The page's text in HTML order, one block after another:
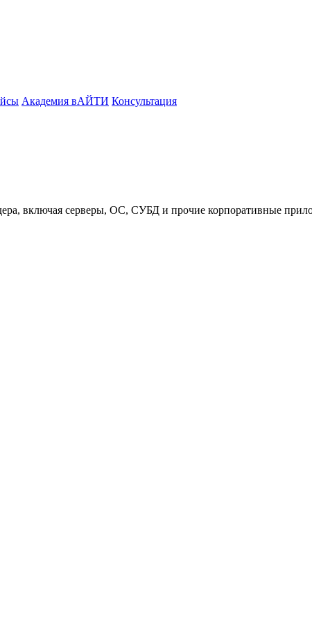
Академия вАЙТИ Консультация
включая серверы, ОС, СУБД и прочие корпоративные